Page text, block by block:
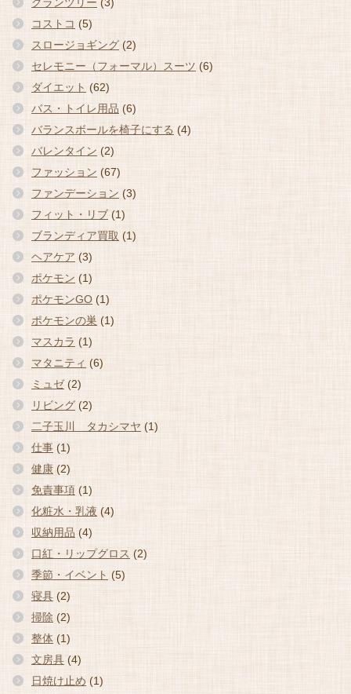
グランツリー (3)
コストコ (5)
スロージョギング (2)
セレモニー（フォーマル）スーツ (6)
ダイエット (62)
バス・トイレ用品 (6)
バランスボールを椅子にする (4)
バレンタイン (2)
ファッション (67)
ファンデーション (3)
フィット・リブ(1)
ブランディア買取 (1)
ヘアケア (3)
ポケモン (1)
ポケモンGO (1)
ポケモンの巣 (1)
マスカラ (1)
マタニティ (6)
ミュゼ (2)
リビング (2)
二子玉川 タカシマヤ (1)
仕事 (1)
健康 (2)
免責事項 (1)
化粧水・乳液 (4)
収納用品 (4)
口紅・リップグロス (2)
季節・イベント (5)
寝具 (2)
掃除 (2)
整体 (1)
文房具 (4)
日焼け止め (1)